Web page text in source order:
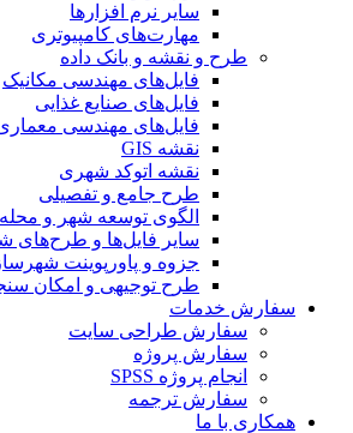
سایر نرم افزارها
مهارت‌های کامپیوتری
طرح و نقشه و بانک داده
فایل‌های مهندسی مکانیک
فایل‌های صنایع غذایی
فایل‌های مهندسی معماری
نقشه GIS
نقشه اتوکد شهری
طرح جامع و تفصیلی
الگوی توسعه شهر و محله
سایر فایل‌ها و طرح‌های شهری
جزوه و پاورپوینت شهرسازی
طرح توجیهی و امکان سنجی
سفارش خدمات
سفارش طراحی سایت
سفارش پروژه
انجام پروژه SPSS
سفارش ترجمه
همکاری با ما